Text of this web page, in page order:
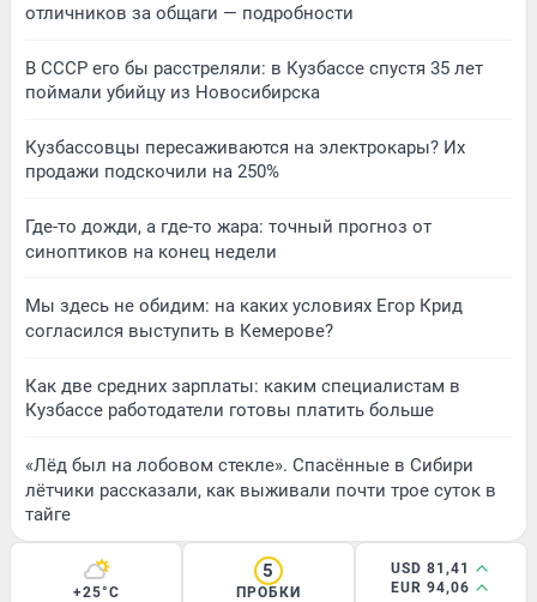
отличников за общаги — подробности
В СССР его бы расстреляли: в Кузбассе спустя 35 лет
поймали убийцу из Новосибирска
Кузбассовцы пересаживаются на электрокары? Их
продажи подскочили на 250%
Где-то дожди, а где-то жара: точный прогноз от
синоптиков на конец недели
Мы здесь не обидим: на каких условиях Егор Крид
согласился выступить в Кемерове?
Как две средних зарплаты: каким специалистам в
Кузбассе работодатели готовы платить больше
«Лёд был на лобовом стекле». Спасённые в Сибири
лётчики рассказали, как выживали почти трое суток в
тайге
+25°C
5
ПРОБКИ
USD 81,41
EUR 94,06